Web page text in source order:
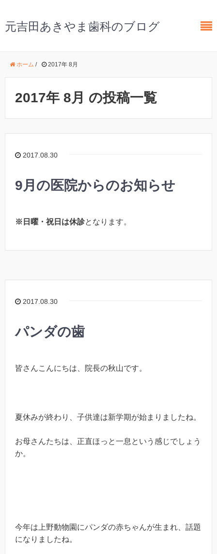
元吉田あきやま歯科のブログ
ホーム / 2017年 8月
2017年 8月 の投稿一覧
2017.08.30
9月の医院からのお知らせ
※ 日曜・祝日は休診となります。
2017.08.30
パンダの歯
皆さんこんにちは、院長の秋山です。
夏休みが終わり、子供達は新学期が始まりましたね。
お母さんたちは、正直ほっと一息という感じでしょう
か。
今年は上野動物園にパンダの赤ちゃんが生まれ、話題
になりましたね。